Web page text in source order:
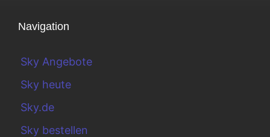
Navigation
Sky Angebote
Sky heute
Sky.de
Sky bestellen